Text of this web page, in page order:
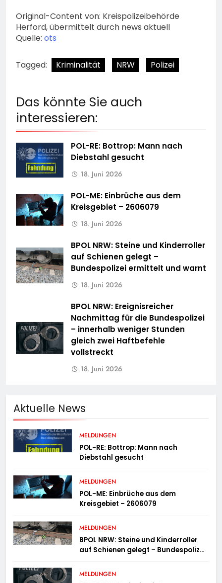
Original-Content von: Kreispolizeibehörde
Herford, übermittelt durch news aktuell
Quelle: ots
Tagged: Kriminalität NRW Polizei
Das könnte Sie auch
interessieren:
POL-RE: Bottrop: Mann nach
Diebstahl gesucht
18. Juni 2026
POL-ME: Einbrüche aus dem
Kreisgebiet – 2606079
18. Juni 2026
BPOL NRW: Steine und Kinderroller
auf Schienen gelegt –
Bundespolizei ermittelt und warnt
18. Juni 2026
BPOL NRW: Ereignisreicher
Nachmittag für die Bundespolizei
– innerhalb weniger Stunden
gleich zwei Haftbefehle
vollstreckt
18. Juni 2026
Aktuelle News
MELDUNGEN
POL-RE: Bottrop: Mann nach
Diebstahl gesucht
MELDUNGEN
POL-ME: Einbrüche aus dem
Kreisgebiet – 2606079
MELDUNGEN
BPOL NRW: Steine und Kinderroller
auf Schienen gelegt – Bundespolizei
MELDUNGEN